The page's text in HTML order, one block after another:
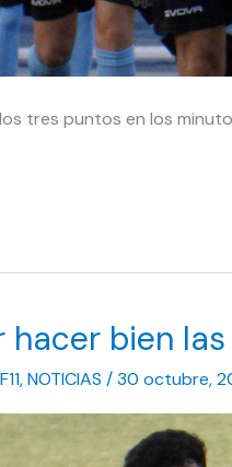
tres puntos en los
hacer bien
,NOTICIAS /30 octubre,